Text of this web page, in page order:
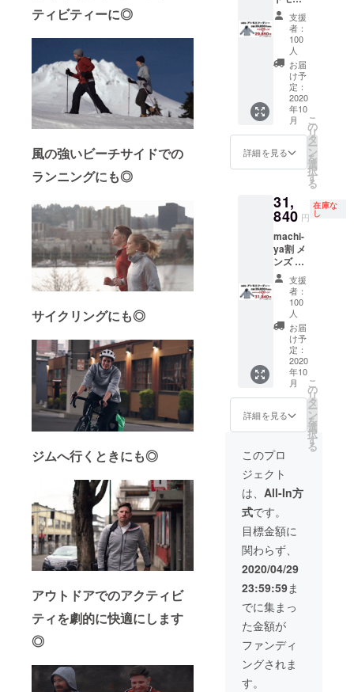
ティビティーに◎
風の強いビーチサイドでの
ランニングにも◎
サイクリングにも◎
ジムへ行くときにも◎
アウトドアでのアクティビ
ティを劇的に快適にします
◎
了承下
さい。
・受け
取らな
かった
・入力
した住
所に誤
りが
あった
プロ
ジェク
絡しな
かった
ては予
告なく
変更に
なる場
合がご
ざいま
す。ご
了承く
ださ
い。 ※
ような
支援者
再配送
または
転送と
なった
際は、
着払い
での配
送とな
ります
ので、
予めご
了承下
さい。
・受け
取らな
かった
した住
所に誤
あった
・住所
変更を
プロ
ジェク
ト実行
者へ連
絡しな
かった
消費税
込みで
す ※配
送時
期：
2020年
10月末
予定 ・
一部の
デザイ
ン、仕
様につ
変更に
なる場
ざいま
す。ご
了承く
ださ
い。 ※
以下の
ような
支援者
様都合
により
再配送
または
際は、
着払い
送とな
ります
ので、
予めご
了承下
さい。
・受け
取らな
かった
・入力
した住
所に誤
りが
あった
・住所
変更を
プロ
ジェク
フー
ディー
１着 ※
１度ま
でサイ
ズ交換
可能 サ
イズ表
をご確
認の
上、お
選びい
いいた
しま
価格は
送料・
消費税
込みで
す ※配
送時
期：
2020年
10月末
予定 ・
一部の
デザイ
ン、仕
きまし
ては予
変更に
なる場
合がご
ざいま
了承く
ださ
い。 ※
以下の
ような
支援者
様都合
により
再配送
または
転送と
なった
際は、
支援
者：
100
人
お届
け予
定：
2020
年10
月
詳細を見る
こ
の
リ
タ
ー
ン
を
選
択
す
る
31,
840 円
在庫な
し
machi-
ya割 メ
ンズ ア
トモス
フー
ディー
１着 ※
１度ま
でサイ
ズ交換
可能 サ
イズ表
をご確
認の
上、お
ますよ
いいた
しま
す。 ※
価格は
送料・
消費税
込みで
す ※配
期：
2020年
10月末
予定 ・
一部の
デザイ
ン、仕
支援
者：
100
人
お届
け予
定：
2020
年10
月
詳細を見る
こ
の
リ
タ
ー
ン
を
選
択
す
る
このプロ
ジェクト
は、 All-In方
式です。
目標金額に
関わらず、
2020/04/29
23:59:59ま
でに集まっ
た金額が
ファンディ
ングされま
す。